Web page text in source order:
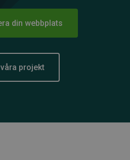
din webbplats
projekt